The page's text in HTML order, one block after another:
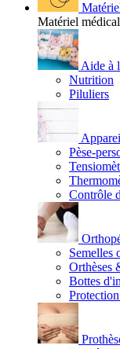
Matériel médical
Aide à
Nutrition
Piluliers
Pèse-
Contrôle
Semelles
Orthèses
Bottes